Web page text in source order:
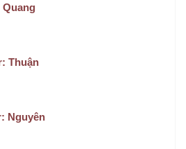
Quang
Thuận
Nguyên